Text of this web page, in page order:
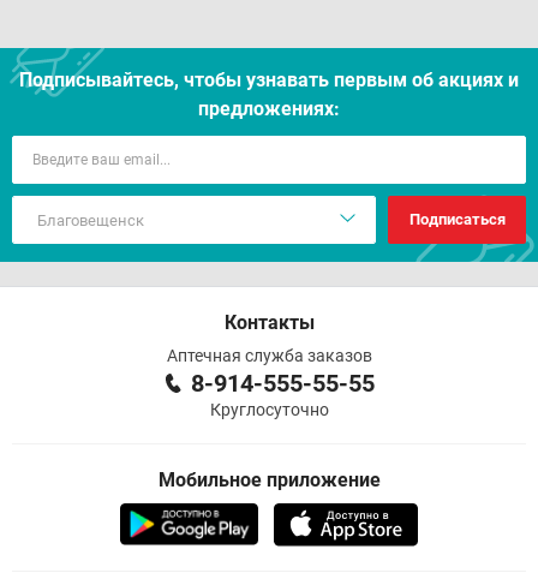
Подписывайтесь, чтобы узнавать первым об акцияx и
предложениях:
Подписаться
Контакты
Аптечная служба заказов
8-914-555-55-55
Круглосуточно
Мобильное приложение